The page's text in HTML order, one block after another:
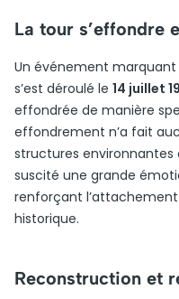
La tour s’effondre
Un événement marquant
s’est déroulé le 14 juillet
effondrée de manière
effondrement n’a fait
structures
suscité une grande
renforçant
historique.
Reconstruction et